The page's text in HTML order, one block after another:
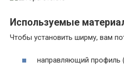
Используемые
Чтобы установить ширму, вам
направляющий профиль